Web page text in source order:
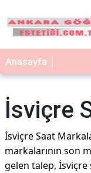
Anasayfa
İsviçre
İsviçre Saat
markalarının son
gelen talep, İsviçre